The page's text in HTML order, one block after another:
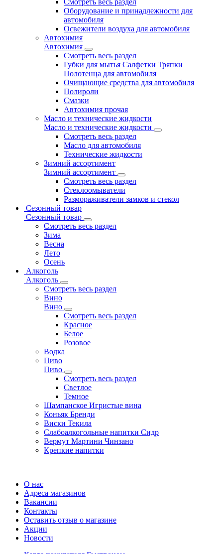
Смотреть весь раздел
Оборудование и принадлежности для
автомобиля
Освежители воздуха для автомобиля
Автохимия
Автохимия
Смотреть весь раздел
Губки для мытья Салфетки Тряпки
Полотенца для автомобиля
Очищающие средства для автомобиля
Полироли
Смазки
Автохимия прочая
Масло и технические жидкости
Масло и технические жидкости
Смотреть весь раздел
Масло для автомобиля
Технические жидкости
Зимний ассортимент
Зимний ассортимент
Смотреть весь раздел
Стеклоомыватели
Размораживатели замков и стекол
Сезонный товар
Сезонный товар
Смотреть весь раздел
Зима
Весна
Лето
Осень
Алкоголь
Алкоголь
Смотреть весь раздел
Вино
Вино
Смотреть весь раздел
Красное
Белое
Розовое
Водка
Пиво
Пиво
Смотреть весь раздел
Cветлое
Темное
Шампанское Игристые вина
Коньяк Бренди
Виски Текила
Слабоалкогольные напитки Сидр
Вермут Мартини Чинзано
Крепкие напитки
О нас
Адреса магазинов
Вакансии
Контакты
Оставить отзыв о магазине
Акции
Новости